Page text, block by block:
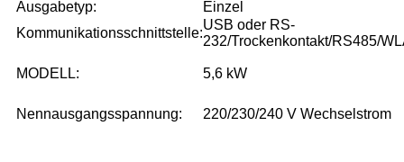
Ausgabetyp:
Einzel
Kommunikationsschnittstelle:
USB oder RS-
232/Trockenkontakt/RS485/
MODELL: 5,6 kW
Nennausgangsspannung: 220/230/240 V Wechselstrom